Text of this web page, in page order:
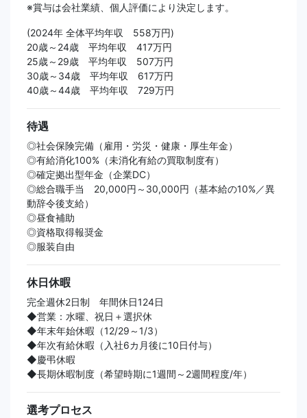
※賞与は会社業績、個人評価により決定します。
(2024年 全体平均年収 558万円)
20歳～24歳 平均年収 417万円
25歳～29歳 平均年収 507万円
30歳～34歳 平均年収 617万円
40歳～44歳 平均年収 729万円
待遇
◎社会保険完備（雇用・労災・健康・厚生年金）
◎有給消化100%（未消化有給の買取制度有）
◎確定拠出型年金（企業DC）
◎総合職手当 20,000円～30,000円（基本給の10%／異
動辞令後支給）
◎昼食補助
◎資格取得報奨金
◎服装自由
休日休暇
完全週休2日制 年間休日124日
◆営業：水曜、祝日＋選択休
◆年末年始休暇（12/29～1/3）
◆年次有給休暇（入社6カ月後に10日付与）
◆慶弔休暇
◆長期休暇制度（希望時期に1週間～2週間程度/年）
選考プロセス